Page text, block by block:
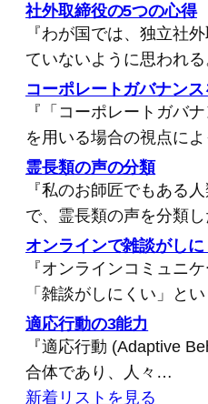
社外取締役の5つの心得
『わが国では、独立社
ていないように思われる
コーポレートガバナン
『「コーポレートガバ
を用いる場合の視点に
霊長類の声の分類
『私のお師匠でもある
で、霊長類の声を分類
オンラインで雑談がし
『オンラインコミュニ
「雑談がしにくい」と
適応行動の3能力
『適応行動 (Adaptive
合体であり、人々…
新着リストを見る